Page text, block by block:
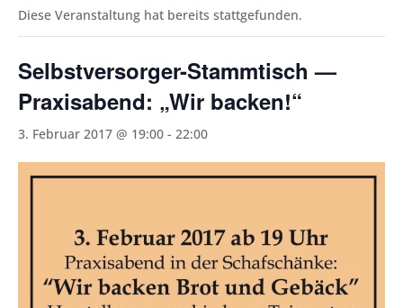
Diese Veranstaltung hat bereits stattgefunden.
Selbstversorger-Stammtisch —
Praxisabend: „Wir backen!“
3. Februar 2017 @ 19:00 - 22:00